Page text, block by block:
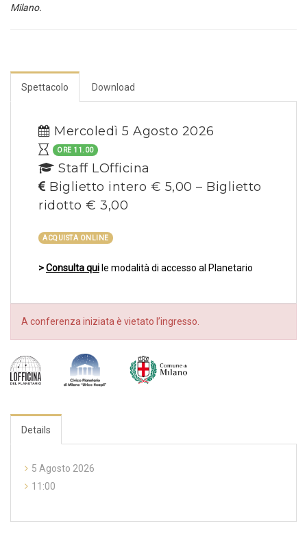
Milano.
Spettacolo Download
Mercoledì 5 Agosto 2026
ORE 11.00
Staff LOfficina
Biglietto intero € 5,00 – Biglietto
ridotto € 3,00
ACQUISTA ONLINE
>Consulta qui le modalità di accesso al Planetario
A conferenza iniziata è vietato l’ingresso.
Details
5 Agosto 2026
11:00